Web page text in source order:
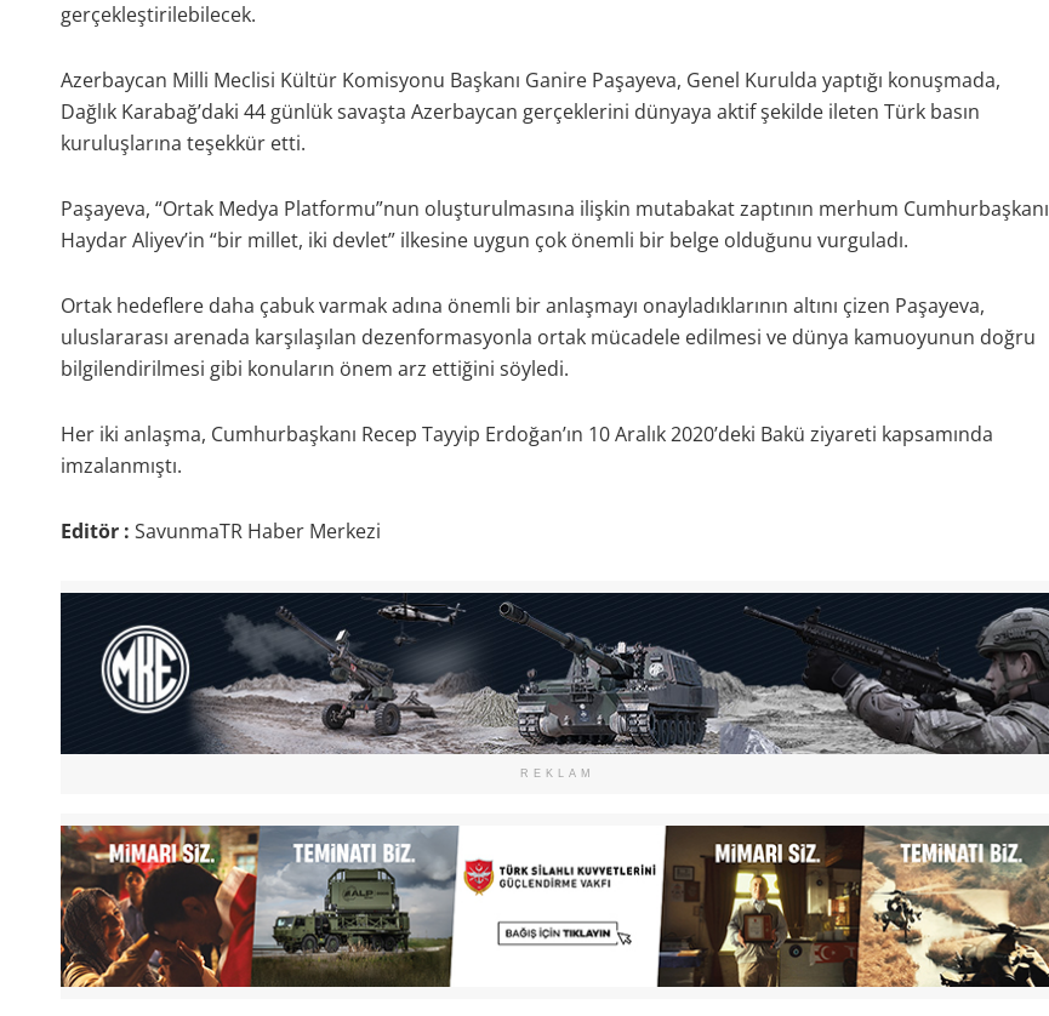
gerçekleştirilebilecek.
Azerbaycan Milli Meclisi Kültür Komisyonu Başkanı Ganire Paşayeva, Genel Kurulda yaptığı konuşmada,
Dağlık Karabağ’daki 44 günlük savaşta Azerbaycan gerçeklerini dünyaya aktif şekilde ileten Türk basın
kuruluşlarına teşekkür etti.
Paşayeva, “Ortak Medya Platformu”nun oluşturulmasına ilişkin mutabakat zaptının merhum Cumhurbaşkanı
Haydar Aliyev’in “bir millet, iki devlet” ilkesine uygun çok önemli bir belge olduğunu vurguladı.
Ortak hedeflere daha çabuk varmak adına önemli bir anlaşmayı onayladıklarının altını çizen Paşayeva,
uluslararası arenada karşılaşılan dezenformasyonla ortak mücadele edilmesi ve dünya kamuoyunun doğru
bilgilendirilmesi gibi konuların önem arz ettiğini söyledi.
Her iki anlaşma, Cumhurbaşkanı Recep Tayyip Erdoğan’ın 10 Aralık 2020’deki Bakü ziyareti kapsamında
imzalanmıştı.
Editör : SavunmaTR Haber Merkezi
REKLAM